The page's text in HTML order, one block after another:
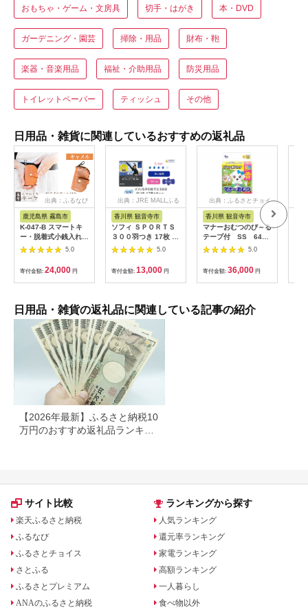
おもちゃ・ゲーム・文房具 切手・はがき 本・DVD
ガーデニング・園芸 掃除・用品 財布・鞄
楽器・音楽用品 福祉・介助用品 防災用品
トイレットペーパー ティッシュ その他
日用品・雑貨に関連しているおすすめの返礼品
出典：ふるなび
鹿児島県 霧島市
K-047-B スマートキ
ー・脱着式小銭入れ付
きキーケース＜キャメ
ル＞【m's】霧島市 革
革製品 牛革 本革 ヌメ
革 キーケース コイン
ケース 小銭入れ ハン
5.0
寄付金額: 24,000 円
出典：JRE MALLふる
さと納税
香川県 観音寺市
ソフィ ＳＰＯＲＴＳ
３００羽つき 17枚 ×8
日用品 生理用品 ナプ
キン ずれに強い スポ
ーツ用 ユニチャーム
5.0
寄付金額: 13,000 円
出典：ふるさとチョイ
香川県 観音寺市
マナーおむつのび～る
テープ付 SS 64枚
× 6袋
5.0
寄付金額: 36,000 円
日用品・雑貨の返礼品に関連している記事の紹介
【2026年最新】ふるさと納税10
万円のおすすめ返礼品ランキン
サイト比較
楽天ふるさと納税
ふるなび
ふるさとチョイス
さとふる
ふるさとプレミアム
ANAのふるさと納税
ランキングから探す
人気ランキング
還元率ランキング
家電ランキング
高額ランキング
一人暮らし
食べ物以外